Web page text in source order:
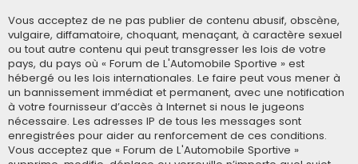
Vous acceptez de ne pas publier de contenu abusif, obscène,
vulgaire, diffamatoire, choquant, menaçant, à caractère sexuel
ou tout autre contenu qui peut transgresser les lois de votre
pays, du pays où « Forum de L'Automobile Sportive » est
hébergé ou les lois internationales. Le faire peut vous mener à
un bannissement immédiat et permanent, avec une notification
à votre fournisseur d’accès à Internet si nous le jugeons
nécessaire. Les adresses IP de tous les messages sont
enregistrées pour aider au renforcement de ces conditions.
Vous acceptez que « Forum de L'Automobile Sportive »